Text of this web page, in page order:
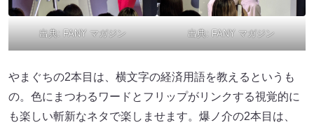
出典: FANY マガジン 出典: FANY マガジン
やまぐちの2本目は、横文字の経済用語を教えるというも
の。色にまつわるワードとフリップがリンクする視覚的に
も楽しい斬新なネタで楽しませます。爆ノ介の2本目は、